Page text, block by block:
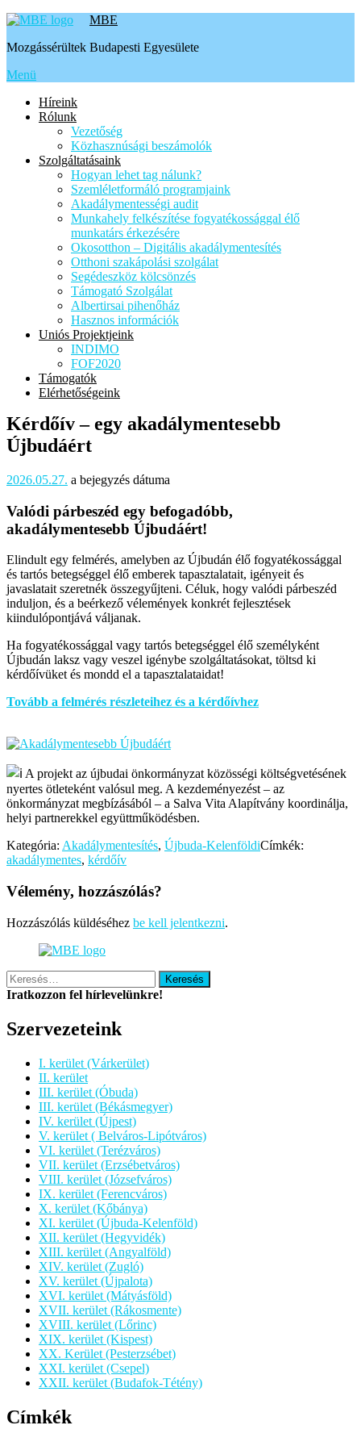
Tovább
tartalomhoz
MBE
Mozgássérültek Budapesti Egyesülete
Menü
Híreink
Rólunk
Vezetőség
Közhasznúsági beszámolók
Szolgáltatásaink
Hogyan lehet tag nálunk?
Szemléletformáló programjaink
Akadálymentességi audit
Munkahely felkészítése fogyatékossággal élő
munkatárs érkezésére
Okosotthon – Digitális akadálymentesítés
Otthoni szakápolási szolgálat
Segédeszköz kölcsönzés
Támogató Szolgálat
Albertirsai pihenőház
Hasznos információk
Uniós Projektjeink
INDIMO
FOF2020
Támogatók
Elérhetőségeink
Kérdőív – egy akadálymentesebb
Újbudáért
2026.05.27. a bejegyzés dátuma
Valódi párbeszéd egy befogadóbb,
akadálymentesebb Újbudáért!
Elindult egy felmérés, amelyben az Újbudán élő fogyatékossággal
és tartós betegséggel élő emberek tapasztalatait, igényeit és
javaslatait szeretnék összegyűjteni. Céluk, hogy valódi párbeszéd
induljon, és a beérkező vélemények konkrét fejlesztések
kiindulópontjává váljanak.
Ha fogyatékossággal vagy tartós betegséggel élő személyként
Újbudán laksz vagy veszel igénybe szolgáltatásokat, töltsd ki
kérdőívüket és mondd el a tapasztalataidat!
Tovább a felmérés részleteihez és a kérdőívhez
A projekt az újbudai önkormányzat közösségi költségvetésének
nyertes ötleteként valósul meg. A kezdeményezést – az
önkormányzat megbízásából – a Salva Vita Alapítvány koordinálja,
helyi partnerekkel együttműködésben.
Kategória: Akadálymentesítés, Újbuda-KelenföldiCímkék:
akadálymentes, kérdőív
Vélemény, hozzászólás?
Hozzászólás küldéséhez be kell jelentkezni.
Keresés:
Iratkozzon fel hírlevelünkre!
Szervezeteink
I. kerület (Várkerület)
II. kerület
III. kerület (Óbuda)
III. kerület (Békásmegyer)
IV. kerület (Újpest)
V. kerület ( Belváros-Lipótváros)
VI. kerület (Terézváros)
VII. kerület (Erzsébetváros)
VIII. kerület (Józsefváros)
IX. kerület (Ferencváros)
X. kerület (Kőbánya)
XI. kerület (Újbuda-Kelenföld)
XII. kerület (Hegyvidék)
XIII. kerület (Angyalföld)
XIV. kerület (Zugló)
XV. kerület (Újpalota)
XVI. kerület (Mátyásföld)
XVII. kerület (Rákosmente)
XVIII. kerület (Lőrinc)
XIX. kerület (Kispest)
XX. Kerület (Pesterzsébet)
XXI. kerület (Csepel)
XXII. kerület (Budafok-Tétény)
Címkék